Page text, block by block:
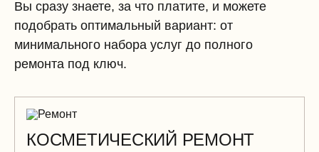
Вы сразу знаете, за что платите, и можете
подобрать оптимальный вариант: от
минимального набора услуг до полного
ремонта под ключ.
КОСМЕТИЧЕСКИЙ РЕМОНТ